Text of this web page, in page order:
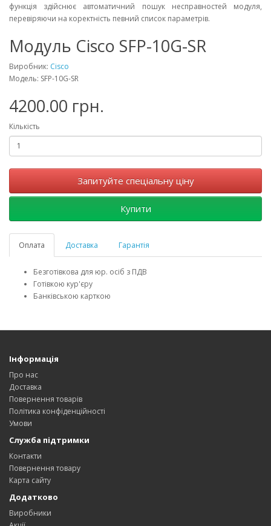
функція здійснює автоматичний пошук несправностей модуля,
перевіряючи на коректність певний список параметрів.
Модуль Cisco SFP-10G-SR
Виробник: Cisco
Модель: SFP-10G-SR
4200.00 грн.
Кількість
Запитуйте спеціальну ціну
Купити
Оплата Доставка Гарантія
Безготівкова для юр. осіб з ПДВ
Готівкою кур'єру
Банківською карткою
Інформація
Про нас
Доставка
Повернення товарів
Політика конфіденційності
Умови
Служба підтримки
Контакти
Повернення товару
Карта сайту
Додатково
Виробники